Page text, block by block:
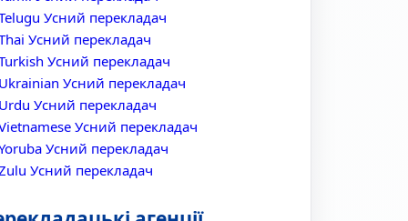
Усний перекладач
Усний перекладач
Усний перекладач
Усний перекладач
Усний перекладач
Усний перекладач
Усний перекладач
Усний перекладач